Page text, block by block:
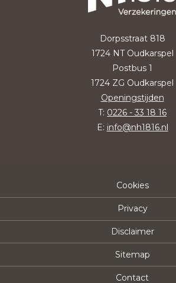
Dorpsstraat 818
1724 NT Oudkarspel
Postbus 1
1724 ZG Oudkarspel
Openingstijden
T: 0226 - 33 18 16
E: info@nh1816.nl
Cookies
Privacy
Disclaimer
Sitemap
Contact